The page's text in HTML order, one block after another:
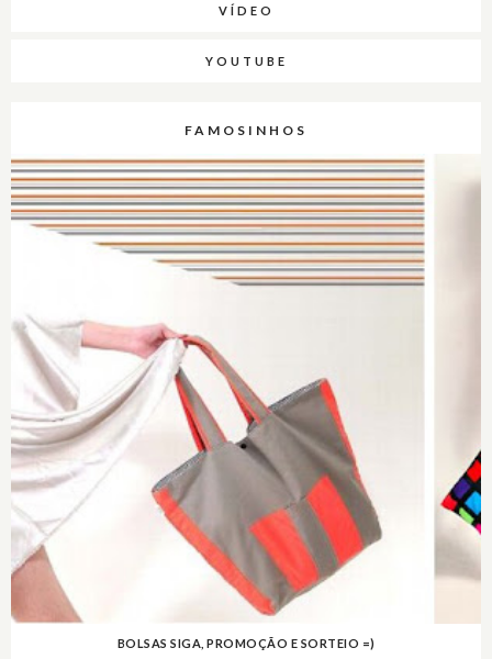
VÍDEO
YOUTUBE
FAMOSINHOS
BOLSAS SIGA, PROMOÇÃO E SORTEIO =)